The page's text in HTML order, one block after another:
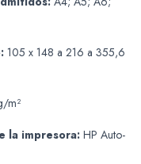
105 x 148 a 216 a 355,6
m²
la impresora: HP Auto-